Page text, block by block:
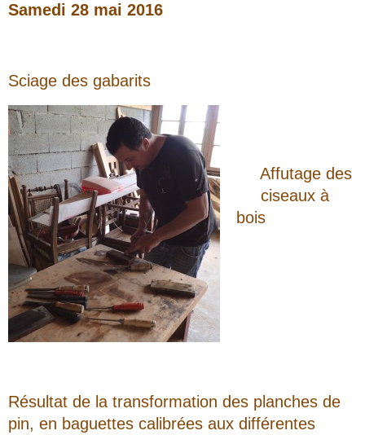
Samedi 28 mai 2016
Sciage des gabarits
Affutage des
ciseaux à
bois
Résultat de la transformation des planches de
pin, en baguettes calibrées aux différentes